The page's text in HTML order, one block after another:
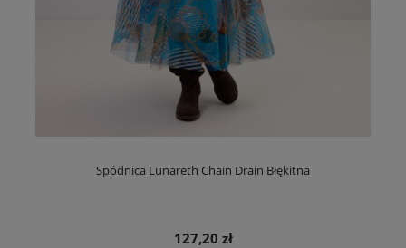
Spódnica Lunareth Chain Drain Błękitna
127,20 zł